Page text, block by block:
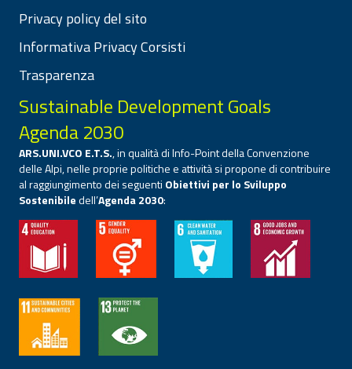
Privacy policy del sito
Informativa Privacy Corsisti
Trasparenza
Sustainable Development Goals
Agenda 2030
ARS.UNI.VCO E.T.S., in qualità di Info-Point della Convenzione
delle Alpi, nelle proprie politiche e attività si propone di contribuire
al raggiungimento dei seguenti Obiettivi per lo Sviluppo
Sostenibiledell’Agenda 2030: